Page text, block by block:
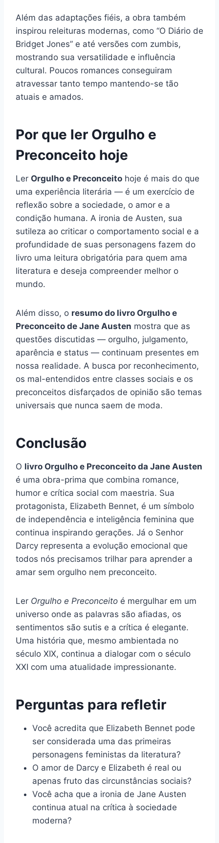
Além das adaptações fiéis, a obra também
inspirou releituras modernas, como “O Diário de
Bridget Jones” e até versões com zumbis,
mostrando sua versatilidade e influência
cultural. Poucos romances conseguiram
atravessar tanto tempo mantendo-se tão
atuais e amados.
Por que ler Orgulho e
Preconceito hoje
Ler Orgulho e Preconceito hoje é mais do que
uma experiência literária — é um exercício de
reflexão sobre a sociedade, o amor e a
condição humana. A ironia de Austen, sua
sutileza ao criticar o comportamento social e a
profundidade de suas personagens fazem do
livro uma leitura obrigatória para quem ama
literatura e deseja compreender melhor o
mundo.
Além disso, o resumo do livro Orgulho e
Preconceito de Jane Austen mostra que as
questões discutidas — orgulho, julgamento,
aparência e status — continuam presentes em
nossa realidade. A busca por reconhecimento,
os mal-entendidos entre classes sociais e os
preconceitos disfarçados de opinião são temas
universais que nunca saem de moda.
Conclusão
O livro Orgulho e Preconceito da Jane Austen
é uma obra-prima que combina romance,
humor e crítica social com maestria. Sua
protagonista, Elizabeth Bennet, é um símbolo
de independência e inteligência feminina que
continua inspirando gerações. Já o Senhor
Darcy representa a evolução emocional que
todos nós precisamos trilhar para aprender a
amar sem orgulho nem preconceito.
Ler Orgulho e Preconceito é mergulhar em um
universo onde as palavras são afiadas, os
sentimentos são sutis e a crítica é elegante.
Uma história que, mesmo ambientada no
século XIX, continua a dialogar com o século
XXI com uma atualidade impressionante.
Perguntas para refletir
Você acredita que Elizabeth Bennet pode
ser considerada uma das primeiras
personagens feministas da literatura?
O amor de Darcy e Elizabeth é real ou
apenas fruto das circunstâncias sociais?
Você acha que a ironia de Jane Austen
continua atual na crítica à sociedade
moderna?